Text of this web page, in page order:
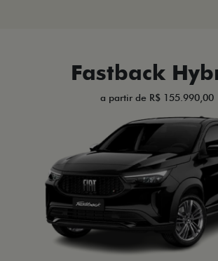
Fastback
a partir de R$ 155.990,00